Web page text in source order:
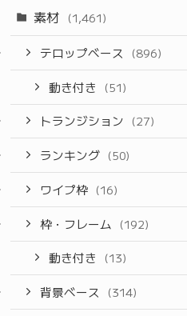
素材 (1,461)
テロップベース (896)
動き付き (51)
トランジション (27)
ランキング (50)
ワイプ枠 (16)
枠・フレーム (192)
動き付き (13)
背景ベース (314)